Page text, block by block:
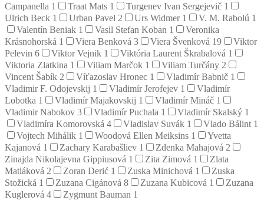
Campanella 1 Traat Mats 1 Turgenev Ivan Sergejevič 1
Ulrich Beck 1 Urban Pavel 2 Urs Widmer 1 V. M. Rabolú 1
Valentín Beniak 1 Vasil Stefan Koban 1
Veronika
Krásnohorská 1 Viera Benková 3 Viera Švenková 19
Viktor
Pelevin 6 Viktor Vejnik 1 Viktória Laurent Škrabalová 1
Viktoria Zlatkina 1 Viliam Marčok 1 Viliam Turčány 2
Vincent Šabík 2 Víťazoslav Hronec 1 Vladimír Babnič 1
Vladimir F. Odojevskij 1 Vladimír Jerofejev 1
Vladimír
Lobotka 1 Vladimír Majakovskij 1 Vladimír Mináč 1
Vladimir Nabokov 3 Vladimír Puchala 1 Vladimír Skalský 1
Vladimíra Komorovská 4 Vladislav Suvák 1 Vlado Bálint 1
Vojtech Mihálik 1 Woodová Ellen Meiksins 1
Yvetta
Kajanová 1 Zachary Karabašliev 1 Zdenka Mahajová 2
Zinajda Nikolajevna Gippiusová 1 Zita Zimová 1
Zlata
Matláková 2 Zoran Derić 1 Zuska Minichová 1
Zuska
Stožická 1 Zuzana Cigánová 8 Zuzana Kubicová 1
Zuzana
Kuglerová 4 Zygmunt Bauman 1